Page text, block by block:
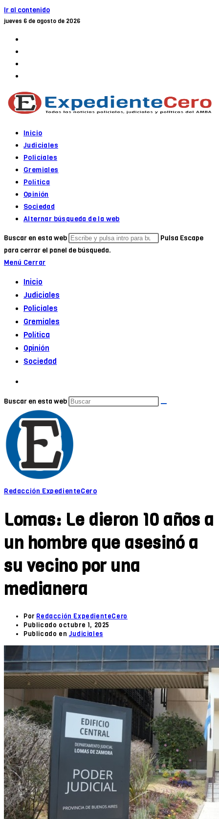
Ir al contenido
jueves 6 de agosto de 2026
Inicio
Judiciales
Policiales
Gremiales
Política
Opinión
Sociedad
Alternar búsqueda de la web
Buscar en esta web
Pulsa Escape
para cerrar el panel de búsqueda.
Menú Cerrar
Inicio
Judiciales
Policiales
Gremiales
Política
Opinión
Sociedad
Buscar en esta web
Redacción ExpedienteCero
Lomas: Le dieron 10 años a
un hombre que asesinó a
su vecino por una
medianera
Por Redacción ExpedienteCero
Publicado octubre 1, 2025
Publicado en Judiciales